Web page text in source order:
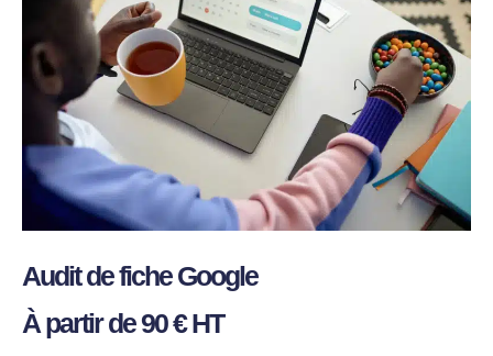
Audit de fiche Google
À partir de 90 € HT